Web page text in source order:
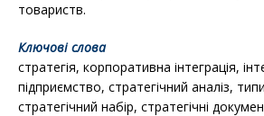
товариств.
Ключові слова
стратегія, корпоративна інтеграція,
підприємство, стратегічний аналіз,
стратегічний набір, стратегічні